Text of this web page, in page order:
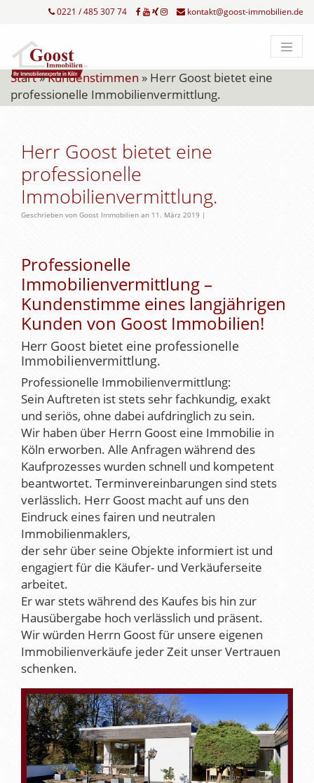
0221 / 485 307 74 kontakt@goost-immobilien.de
Start»Kundenstimmen » Herr Goost bietet eine
professionelle Immobilienvermittlung.
Herr Goost bietet eine
professionelle
Immobilienvermittlung.
Geschrieben von Goost Immobilien an 11. März 2019 |
Professionelle
Immobilienvermittlung –
Kundenstimme eines langjährigen
Kunden von Goost Immobilien!
Herr Goost bietet eine professionelle
Immobilienvermittlung.
Professionelle Immobilienvermittlung:
Sein Auftreten ist stets sehr fachkundig, exakt
und seriös, ohne dabei aufdringlich zu sein.
Wir haben über Herrn Goost eine Immobilie in
Köln erworben. Alle Anfragen während des
Kaufprozesses wurden schnell und kompetent
beantwortet. Terminvereinbarungen sind stets
verlässlich. Herr Goost macht auf uns den
Eindruck eines fairen und neutralen
Immobilienmaklers,
der sehr über seine Objekte informiert ist und
engagiert für die Käufer- und Verkäuferseite
arbeitet.
Er war stets während des Kaufes bis hin zur
Hausübergabe hoch verlässlich und präsent.
Wir würden Herrn Goost für unsere eigenen
Immobilienverkäufe jeder Zeit unser Vertrauen
schenken.